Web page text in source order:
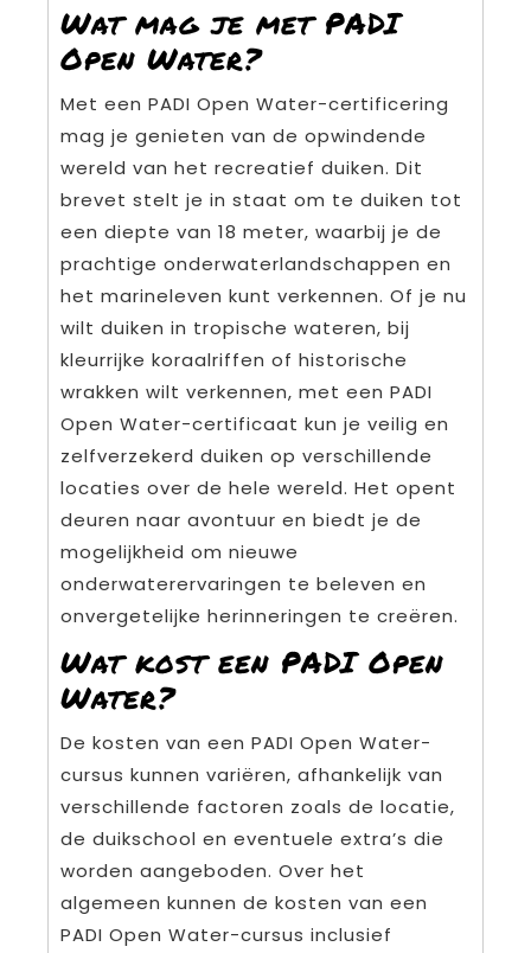
Wat mag je met PADI
Open Water?
Met een PADI Open Water-certificering
mag je genieten van de opwindende
wereld van het recreatief duiken. Dit
brevet stelt je in staat om te duiken tot
een diepte van 18 meter, waarbij je de
prachtige onderwaterlandschappen en
het marineleven kunt verkennen. Of je nu
wilt duiken in tropische wateren, bij
kleurrijke koraalriffen of historische
wrakken wilt verkennen, met een PADI
Open Water-certificaat kun je veilig en
zelfverzekerd duiken op verschillende
locaties over de hele wereld. Het opent
deuren naar avontuur en biedt je de
mogelijkheid om nieuwe
onderwaterervaringen te beleven en
onvergetelijke herinneringen te creëren.
Wat kost een PADI Open
Water?
De kosten van een PADI Open Water-
cursus kunnen variëren, afhankelijk van
verschillende factoren zoals de locatie,
de duikschool en eventuele extra’s die
worden aangeboden. Over het
algemeen kunnen de kosten van een
PADI Open Water-cursus inclusief